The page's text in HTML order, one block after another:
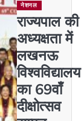
नेशनल
राज्यपाल की
अध्यक्षता में
लखनऊ
विश्वविद्यालय
का 69वाँ
दीक्षोत्सव